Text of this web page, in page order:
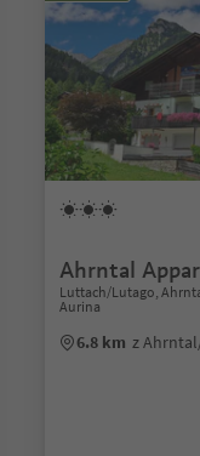
Ahrntal
Luttach/Lutago,
Aurina
6.8 km z